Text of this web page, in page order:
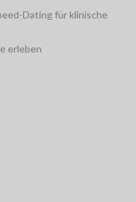
Dating für klinische
erleben